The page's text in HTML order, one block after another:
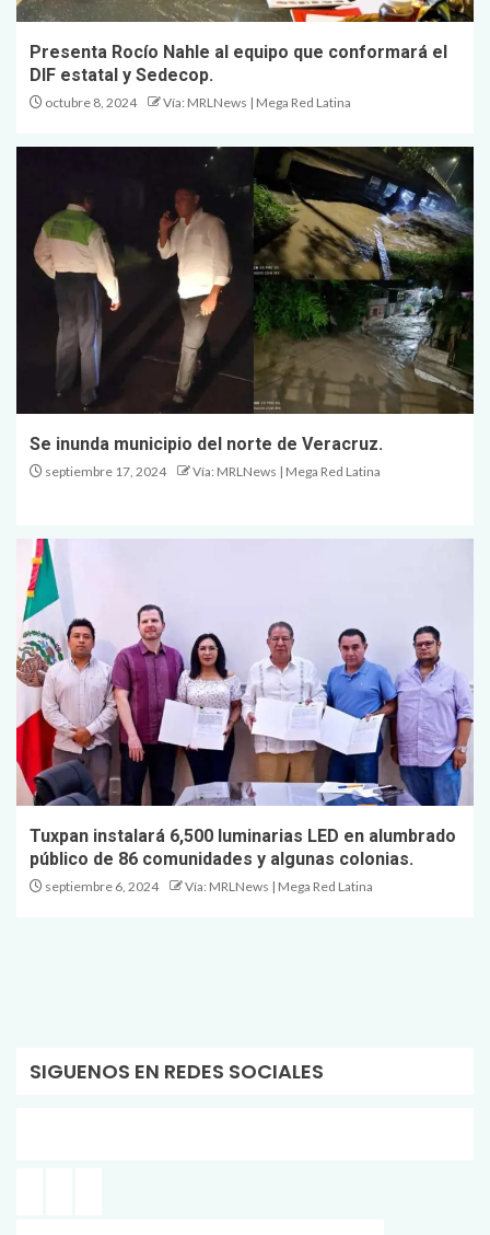
Presenta Rocío Nahle al equipo que conformará el
DIF estatal y Sedecop.
octubre 8, 2024 Vía: MRLNews | Mega Red Latina
Se inunda municipio del norte de Veracruz.
septiembre 17, 2024 Vía: MRLNews | Mega Red Latina
Tuxpan instalará 6,500 luminarias LED en alumbrado
público de 86 comunidades y algunas colonias.
septiembre 6, 2024 Vía: MRLNews | Mega Red Latina
SIGUENOS EN REDES SOCIALES